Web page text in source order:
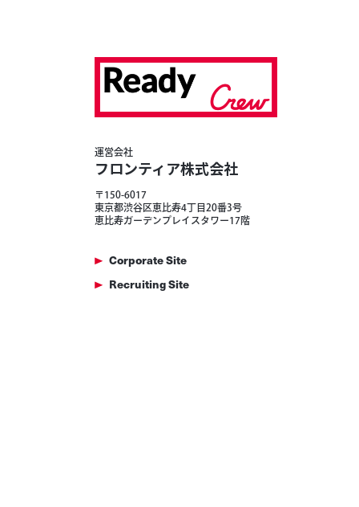
運営会社
フロンティア株式会社
〒150-6017
東京都渋谷区恵比寿4丁目20番3号
恵比寿ガーデンプレイスタワー17階
Corporate Site
Recruiting Site